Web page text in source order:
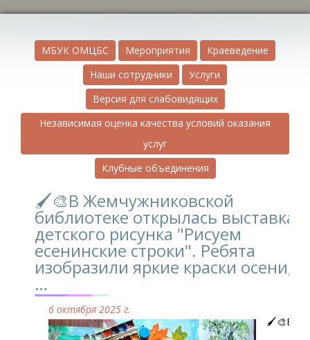
МБУК ОМЦБС Мероприятия
Краеведение
Наши сотрудники
Услуги
Версия для слабовидящих
Независимая оценка качества условий оказания
услуг
Клубные объединения
🖌️🎨В Жемчужниковской
библиотеке открылась выставка
детского рисунка "Рисуем
есенинские строки". Ребята
изобразили яркие краски осени,
…
6 октября 2025 г.
🖌️🎨В